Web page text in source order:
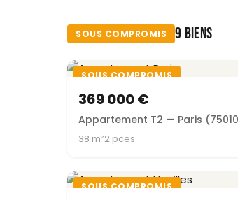
SOUS COMPROMIS 9 BIENS
SOUS COMPROMIS
369 000 €
Appartement T2 — Paris
38 m²2 pces
SOUS COMPROMIS